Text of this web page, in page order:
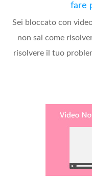
fare
Sei bloccato con
non sai come
risolvere il tuo